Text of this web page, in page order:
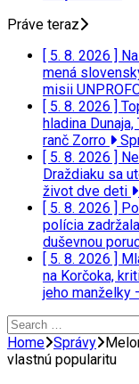
Práve teraz
[ 5. 8. 2026 ]
mená
misii
[ 5. 8. 2026 ]
hladina
ranč Zorro
[ 5. 8. 2026 ]
Draždiaku sa
život dve deti
[ 5. 8. 2026 ]
polícia
duševnou
[ 5. 8. 2026 ]
na Korčoka,
jeho manželky
Search
for:
Home Správy
vlastnú popularitu